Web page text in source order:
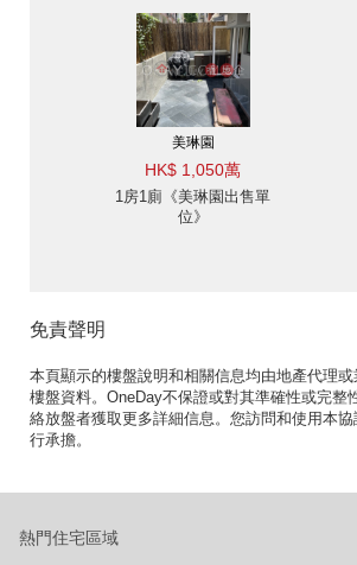
美琳園
HK$ 1,050萬
1房1廁《美琳園出售單
位》
免責聲明
本頁顯示的樓盤說明和相關信息均由地產代理
樓盤資料。OneDay不保證或對其準確性或完整
絡放盤者獲取更多詳細信息。您訪問和使用本
行承擔。
熱門住宅區域